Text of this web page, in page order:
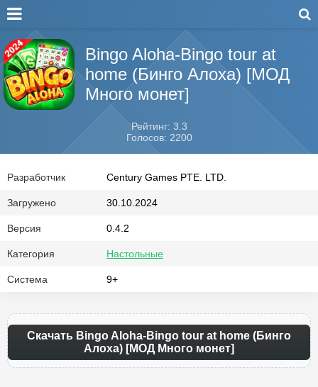
Bingo Aloha-Bingo tour at
home (Бинго Алоха) [МОД
Много монет]
Рейтинг: 3.3
Голосов: 2200
Разработчик Century Games PTE. LTD.
Загружено 30.10.2024
Версия 0.4.2
Категория Настольные
Система 9+
Скачать Bingo Aloha-Bingo tour at home (Бинго
Алоха) [МОД Много монет]